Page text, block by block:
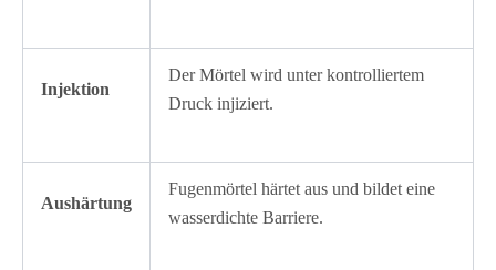
Injektion
Der Mörtel wird unter kontrolliertem
Druck injiziert.
Aushärtung
Fugenmörtel härtet aus und bildet eine
wasserdichte Barriere.